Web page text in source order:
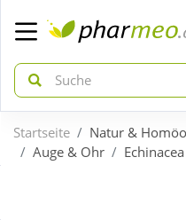
zurück
zurück
Startseite Natur &
Auge & Ohr